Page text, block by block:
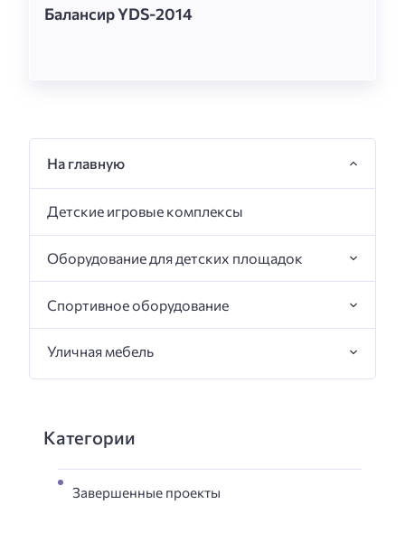
Балансир YDS-2014
На главную
Детские игровые комплексы
Оборудование для детских площадок
Спортивное оборудование
Уличная мебель
Категории
Завершенные проекты